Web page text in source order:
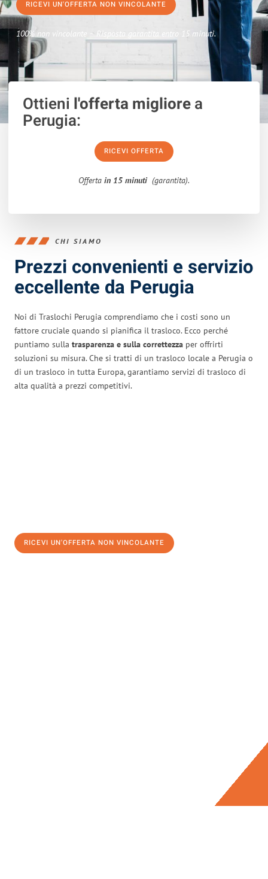
RICEVI UN'OFFERTA NON VINCOLANTE
100% non vincolante – Risposta garantita entro 15 minuti.
Ottieni l'offerta migliorea
Perugia:
RICEVI OFFERTA
Offerta in 15 minuti (garantita).
CHI SIAMO
Prezzi convenienti e servizio
eccellente da Perugia
Noi di Traslochi Perugia comprendiamo che i costi sono un
fattore cruciale quando si pianifica il trasloco. Ecco perché
puntiamo sulla trasparenza e sulla correttezza per offrirti
soluzioni su misura. Che si tratti di un trasloco locale a Perugia o
di un trasloco in tutta Europa, garantiamo servizi di trasloco di
alta qualità a prezzi competitivi.
RICEVI UN'OFFERTA NON VINCOLANTE